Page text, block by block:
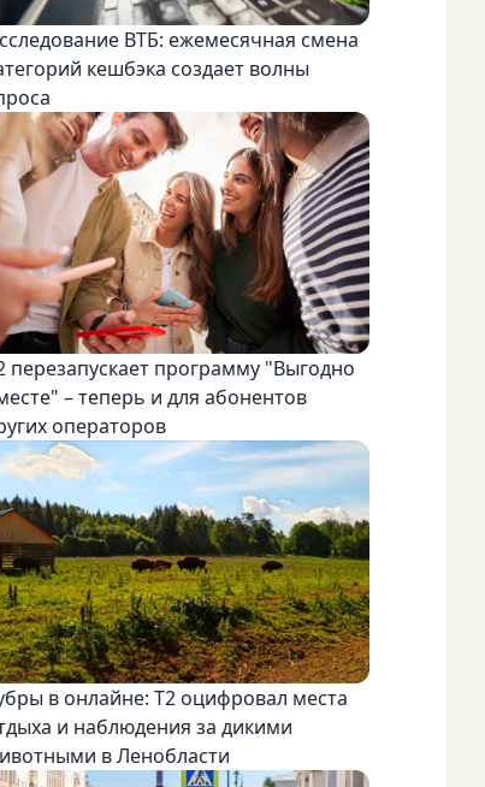
ВТБ: ежемесячная смена
кешбэка создает волны
перезапускает программу "Выгодно
– теперь и для абонентов
операторов
в онлайне: Т2 оцифровал места
и наблюдения за дикими
в Ленобласти